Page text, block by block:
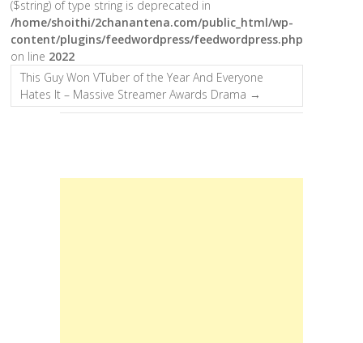
($string) of type string is deprecated in
/home/shoithi/2chanantena.com/public_html/wp-
content/plugins/feedwordpress/feedwordpress.php
on line 2022
This Guy Won VTuber of the Year And Everyone
Hates It – Massive Streamer Awards Drama →